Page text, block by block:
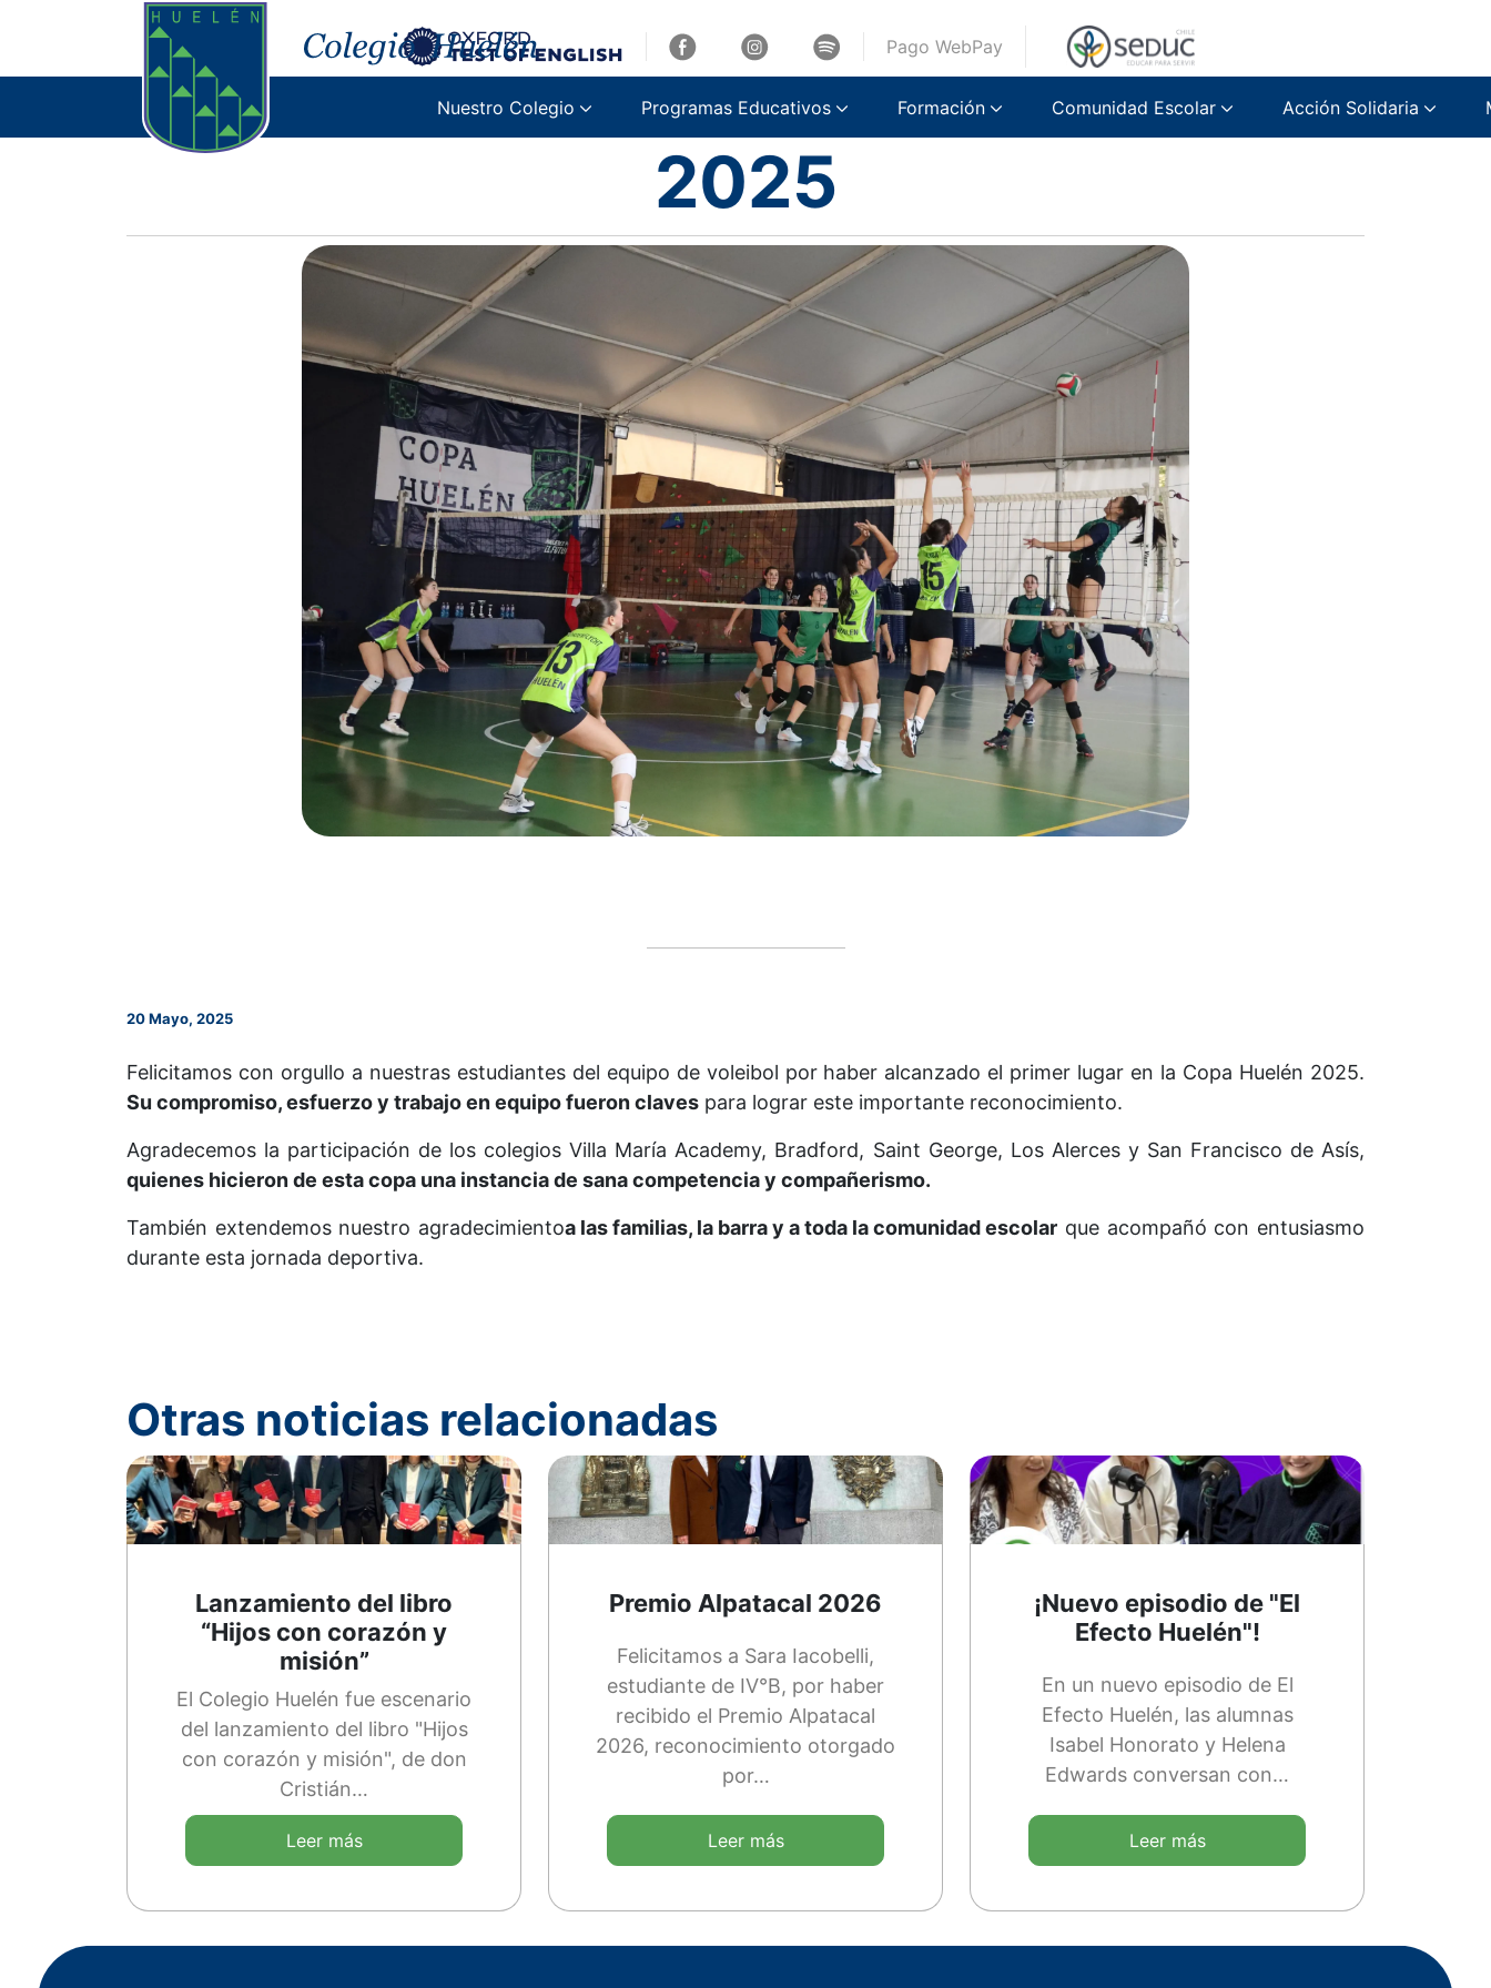
Pago WebPay
Nuestro Colegio Programas Educativos Formación Comunidad Escolar Acción Solidaria
Primer lugar en la Copa Huelén
2025
20 Mayo, 2025
Felicitamos con orgullo a nuestras estudiantes del equipo de voleibol por haber alcanzado el primer lugar en la Copa Huelén 2025.
Su compromiso, esfuerzo y trabajo en equipo fueron claves para lograr este importante reconocimiento.
Agradecemos la participación de los colegios Villa María Academy, Bradford, Saint George, Los Alerces y San Francisco de Asís,
quienes hicieron de esta copa una instancia de sana competencia y compañerismo.
También extendemos nuestro agradecimientoa las familias, la barra y a toda la comunidad escolar que acompañó con entusiasmo
durante esta jornada deportiva.
Otras noticias relacionadas
Lanzamiento del libro
“Hijos con corazón y
misión”
El Colegio Huelén fue escenario
del lanzamiento del libro "Hijos
con corazón y misión", de don
Cristián…
Leer más
Premio Alpatacal 2026
Felicitamos a Sara Iacobelli,
estudiante de IV°B, por haber
recibido el Premio Alpatacal
2026, reconocimiento otorgado
por…
Leer más
¡Nuevo episodio de "El
Efecto Huelén"!
En un nuevo episodio de El
Efecto Huelén, las alumnas
Isabel Honorato y Helena
Edwards conversan con…
Leer más